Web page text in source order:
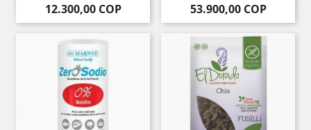
Precio
12.300,00 COP Precio
53.900,00 COP